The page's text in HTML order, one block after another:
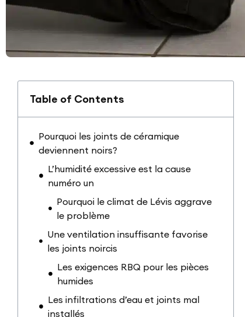
Table of Contents
Pourquoi les joints de céramique
deviennent noirs?
L’humidité excessive est la cause
numéro un
Pourquoi le climat de Lévis aggrave
le problème
Une ventilation insuffisante favorise
les joints noircis
Les exigences RBQ pour les pièces
humides
Les infiltrations d’eau et joints mal
installés